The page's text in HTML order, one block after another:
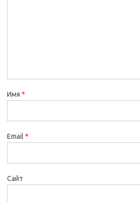
Имя *
Email *
Сайт